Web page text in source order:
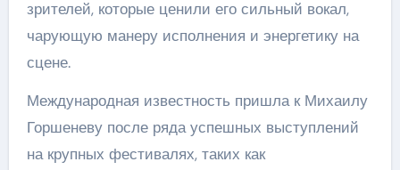
зрителей, которые ценили его сильный вокал,
чарующую манеру исполнения и энергетику на
сцене.
Международная известность пришла к Михаилу
Горшеневу после ряда успешных выступлений
на крупных фестивалях, таких как